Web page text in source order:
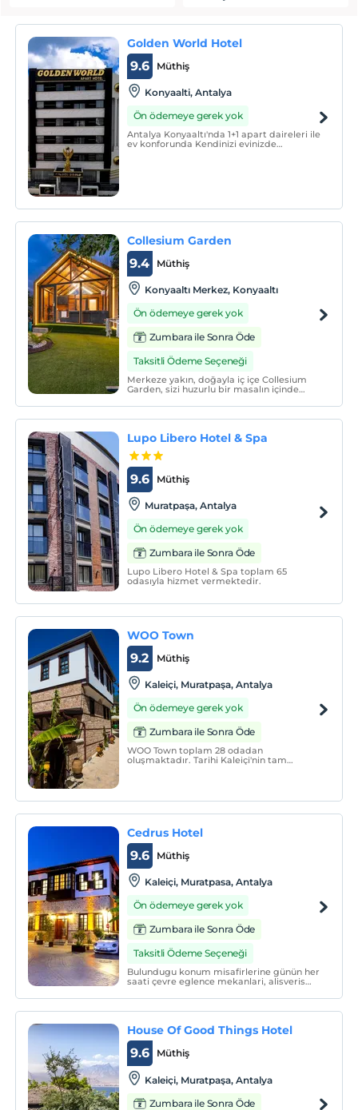
Golden World Hotel
Müthiş
9.6
Konyaalti, Antalya
Ön ödemeye gerek yok
Antalya Konyaaltı'nda 1+1 apart daireleri ile
ev konforunda Kendinizi evinizde
Collesium Garden
Müthiş
9.4
Konyaaltı Merkez, Konyaaltı
Ön ödemeye gerek yok
Zumbara ile Sonra Öde
Taksitli Ödeme Seçeneği
Merkeze yakın, doğayla iç içe Collesium
Garden, sizi huzurlu bir masalın içinde
Lupo Libero Hotel & Spa
Müthiş
9.6
Muratpaşa, Antalya
Ön ödemeye gerek yok
Zumbara ile Sonra Öde
Lupo Libero Hotel & Spa toplam 65
odasıyla hizmet vermektedir.
WOO Town
Müthiş
9.2
Kaleiçi, Muratpaşa, Antalya
Ön ödemeye gerek yok
Zumbara ile Sonra Öde
WOO Town toplam 28 odadan
oluşmaktadır. Tarihi Kaleiçi'nin tam
Cedrus Hotel
Müthiş
9.6
Kaleiçi, Muratpasa, Antalya
Ön ödemeye gerek yok
Zumbara ile Sonra Öde
Taksitli Ödeme Seçeneği
Bulundugu konum misafirlerine günün her
saati çevre eglence mekanlari, alisveris
etkinlik alanlarina kolaylikla ulasim olanagi
saglar.
House Of Good Things Hotel
Müthiş
9.6
Kaleiçi, Muratpaşa, Antalya
Zumbara ile Sonra Öde